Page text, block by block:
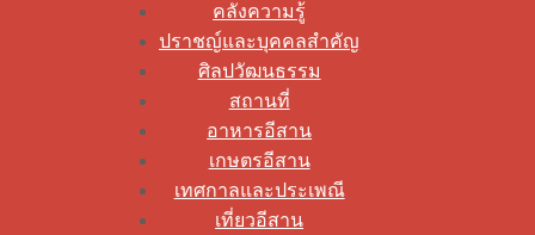
คลังความรู้
ปราชญ์และบุคคลสำคัญ
ศิลปวัฒนธรรม
สถานที่
อาหารอีสาน
เกษตรอีสาน
เทศกาลและประเพณี
เที่ยวอีสาน